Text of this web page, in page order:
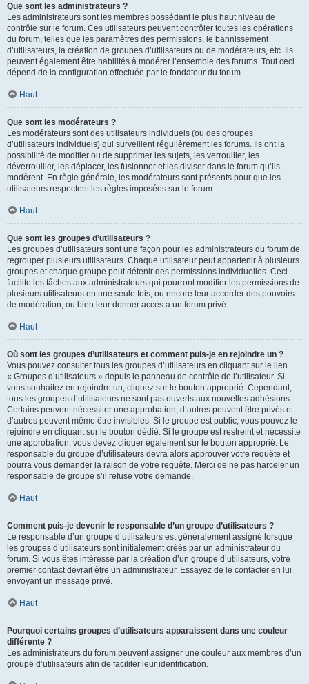
Que sont les administrateurs ?
Les administrateurs sont les membres possédant le plus haut niveau de
contrôle sur le forum. Ces utilisateurs peuvent contrôler toutes les opérations
du forum, telles que les paramètres des permissions, le bannissement
d’utilisateurs, la création de groupes d’utilisateurs ou de modérateurs, etc. Ils
peuvent également être habilités à modérer l’ensemble des forums. Tout ceci
dépend de la configuration effectuée par le fondateur du forum.
Haut
Que sont les modérateurs ?
Les modérateurs sont des utilisateurs individuels (ou des groupes
d’utilisateurs individuels) qui surveillent régulièrement les forums. Ils ont la
possibilité de modifier ou de supprimer les sujets, les verrouiller, les
déverrouiller, les déplacer, les fusionner et les diviser dans le forum qu’ils
modèrent. En règle générale, les modérateurs sont présents pour que les
utilisateurs respectent les règles imposées sur le forum.
Haut
Que sont les groupes d’utilisateurs ?
Les groupes d’utilisateurs sont une façon pour les administrateurs du forum de
regrouper plusieurs utilisateurs. Chaque utilisateur peut appartenir à plusieurs
groupes et chaque groupe peut détenir des permissions individuelles. Ceci
facilite les tâches aux administrateurs qui pourront modifier les permissions de
plusieurs utilisateurs en une seule fois, ou encore leur accorder des pouvoirs
de modération, ou bien leur donner accès à un forum privé.
Haut
Où sont les groupes d’utilisateurs et comment puis-je en rejoindre un ?
Vous pouvez consulter tous les groupes d’utilisateurs en cliquant sur le lien
« Groupes d’utilisateurs » depuis le panneau de contrôle de l’utilisateur. Si
vous souhaitez en rejoindre un, cliquez sur le bouton approprié. Cependant,
tous les groupes d’utilisateurs ne sont pas ouverts aux nouvelles adhésions.
Certains peuvent nécessiter une approbation, d’autres peuvent être privés et
d’autres peuvent même être invisibles. Si le groupe est public, vous pouvez le
rejoindre en cliquant sur le bouton dédié. Si le groupe est restreint et nécessite
une approbation, vous devez cliquer également sur le bouton approprié. Le
responsable du groupe d’utilisateurs devra alors approuver votre requête et
pourra vous demander la raison de votre requête. Merci de ne pas harceler un
responsable de groupe s’il refuse votre demande.
Haut
Comment puis-je devenir le responsable d’un groupe d’utilisateurs ?
Le responsable d’un groupe d’utilisateurs est généralement assigné lorsque
les groupes d’utilisateurs sont initialement créés par un administrateur du
forum. Si vous êtes intéressé par la création d’un groupe d’utilisateurs, votre
premier contact devrait être un administrateur. Essayez de le contacter en lui
envoyant un message privé.
Haut
Pourquoi certains groupes d’utilisateurs apparaissent dans une couleur
différente ?
Les administrateurs du forum peuvent assigner une couleur aux membres d’un
groupe d’utilisateurs afin de faciliter leur identification.